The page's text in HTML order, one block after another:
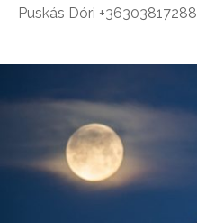
Puskás Dóri +36303817288